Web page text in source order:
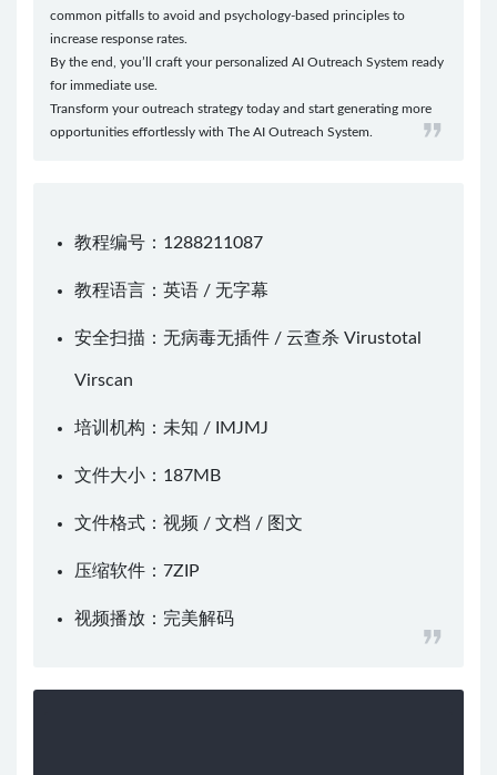
common pitfalls to avoid and psychology-based principles to
increase response rates.
By the end, you’ll craft your personalized AI Outreach System ready
for immediate use.
Transform your outreach strategy today and start generating more
opportunities effortlessly with The AI Outreach System.
教程编号：1288211087
教程语言：英语 / 无字幕
安全扫描：无病毒无插件 / 云查杀 Virustotal
Virscan
培训机构：未知 / IMJMJ
文件大小：187MB
文件格式：视频 / 文档 / 图文
压缩软件： 7ZIP
视频播放： 完美解码